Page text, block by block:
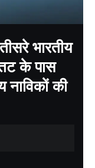
भारतीय
के पास
नाविकों की